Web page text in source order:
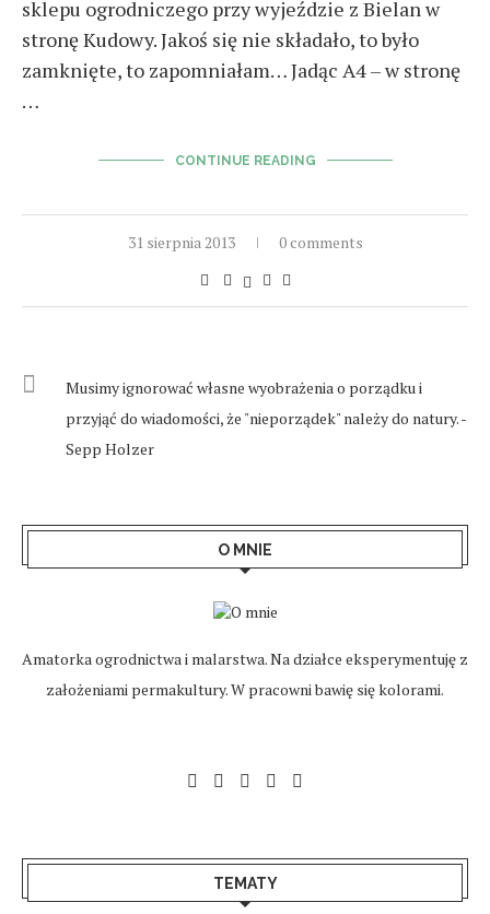
sklepu ogrodniczego przy wyjeździe z Bielan w
stronę Kudowy. Jakoś się nie składało, to było
zamknięte, to zapomniałam… Jadąc A4 – w stronę
…
CONTINUE READING
31 sierpnia 2013 0 comments
Musimy ignorować własne wyobrażenia o porządku i
przyjąć do wiadomości, że "nieporządek" należy do natury. -
Sepp Holzer
O MNIE
Amatorka ogrodnictwa i malarstwa. Na działce eksperymentuję z
założeniami permakultury. W pracowni bawię się kolorami.
TEMATY